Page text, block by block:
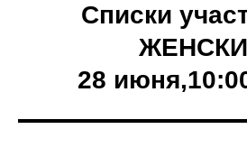
Списки
28 июня,